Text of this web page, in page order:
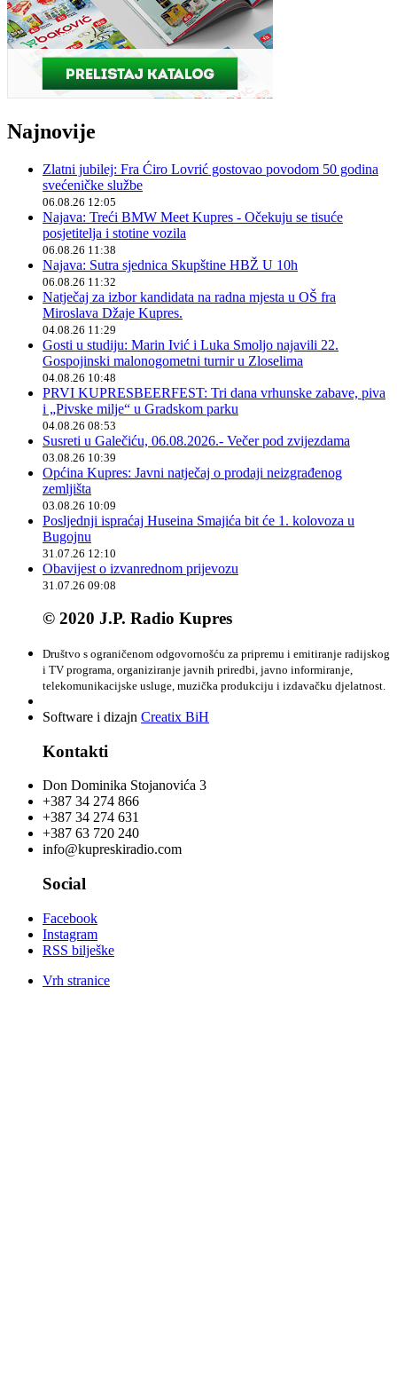
Najnovije
Zlatni jubilej: Fra Ćiro Lovrić gostovao povodom 50 godina
svećeničke službe
06.08.26 12:05
Najava: Treći BMW Meet Kupres - Očekuju se tisuće
posjetitelja i stotine vozila
06.08.26 11:38
Najava: Sutra sjednica Skupštine HBŽ U 10h
06.08.26 11:32
Natječaj za izbor kandidata na radna mjesta u OŠ fra
Miroslava Džaje Kupres.
04.08.26 11:29
Gosti u studiju: Marin Ivić i Luka Smoljo najavili 22.
Gospojinski malonogometni turnir u Zloselima
04.08.26 10:48
PRVI KUPRESBEERFEST: Tri dana vrhunske zabave, piva
i „Pivske milje“ u Gradskom parku
04.08.26 08:53
Susreti u Galečiću, 06.08.2026.- Večer pod zvijezdama
03.08.26 10:39
Općina Kupres: Javni natječaj o prodaji neizgrađenog
zemljišta
03.08.26 10:09
Posljednji ispraćaj Huseina Smajića bit će 1. kolovoza u
Bugojnu
31.07.26 12:10
Obavijest o izvanrednom prijevozu
31.07.26 09:08
© 2020 J.P. Radio Kupres
Društvo s ograničenom odgovornošću za pripremu i emitiranje radijskog
i TV programa, organiziranje javnih priredbi, javno informiranje,
telekomunikacijske usluge, muzička produkciju i izdavačku djelatnost.
Software i dizajn Creatix BiH
Kontakti
Don Dominika Stojanovića 3
+387 34 274 866
+387 34 274 631
+387 63 720 240
info@kupreskiradio.com
Social
Facebook
Instagram
RSS bilješke
Vrh stranice